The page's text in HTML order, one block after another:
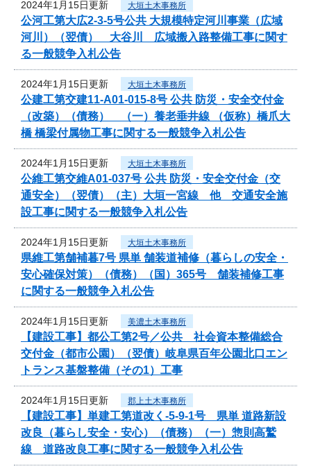
2024年1月15日更新 大垣土木事務所
公河工第大広2-3-5号公共 大規模特定河川事業（広域
河川）（翌債） 大谷川 広域搬入路整備工事に関す
る一般競争入札公告
2024年1月15日更新 大垣土木事務所
公建工第交建11-A01-015-8号 公共 防災・安全交付金
（改築）（債務） （一）養老垂井線 （仮称）橋爪大
橋 橋梁付属物工事に関する一般競争入札公告
2024年1月15日更新 大垣土木事務所
公維工第交維A01-037号 公共 防災・安全交付金（交
通安全）（翌債）（主）大垣一宮線 他 交通安全施
設工事に関する一般競争入札公告
2024年1月15日更新 大垣土木事務所
県維工第舗補暮7号 県単 舗装道補修（暮らしの安全・
安心確保対策）（債務）（国）365号 舗装補修工事
に関する一般競争入札公告
2024年1月15日更新 美濃土木事務所
【建設工事】都公工第2号／公共 社会資本整備総合
交付金（都市公園）（翌債）岐阜県百年公園北口エン
トランス基盤整備（その1）工事
2024年1月15日更新 郡上土木事務所
【建設工事】単建工第道改く-5-9-1号 県単 道路新設
改良（暮らし安全・安心）（債務）（一）惣則高鷲
線 道路改良工事に関する一般競争入札公告